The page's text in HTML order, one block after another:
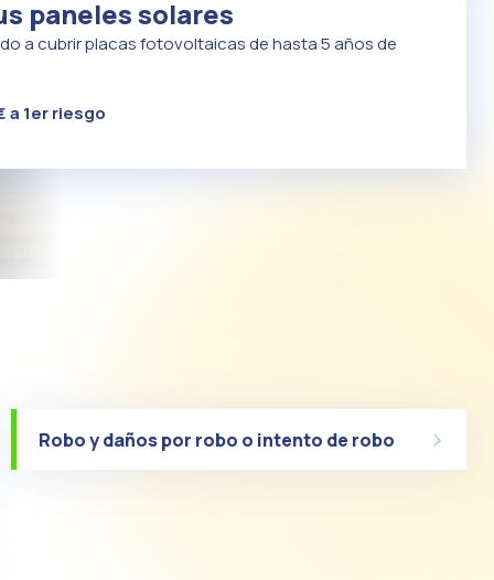
paneles solares
a cubrir placas fotovoltaicas de hasta 5 años de
a 1er riesgo
Robo y daños por robo o intento de robo